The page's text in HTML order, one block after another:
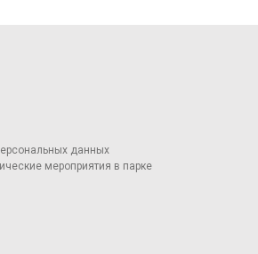
данных
мероприятия в парке